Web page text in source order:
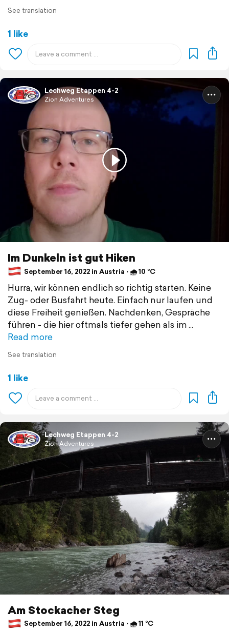
See translation
1 like
Lechweg Etappen 4-2
Zion Adventures
Im Dunkeln ist gut Hiken
September 16, 2022 in Austria ⋅ 🌧 10 °C
Hurra, wir können endlich so richtig starten. Keine
Zug- oder Busfahrt heute. Einfach nur laufen und
diese Freiheit genießen. Nachdenken, Gespräche
führen - die hier oftmals tiefer gehen als im
Read more
See translation
1 like
Lechweg Etappen 4-2
Zion Adventures
Am Stockacher Steg
September 16, 2022 in Austria ⋅ 🌧 11 °C